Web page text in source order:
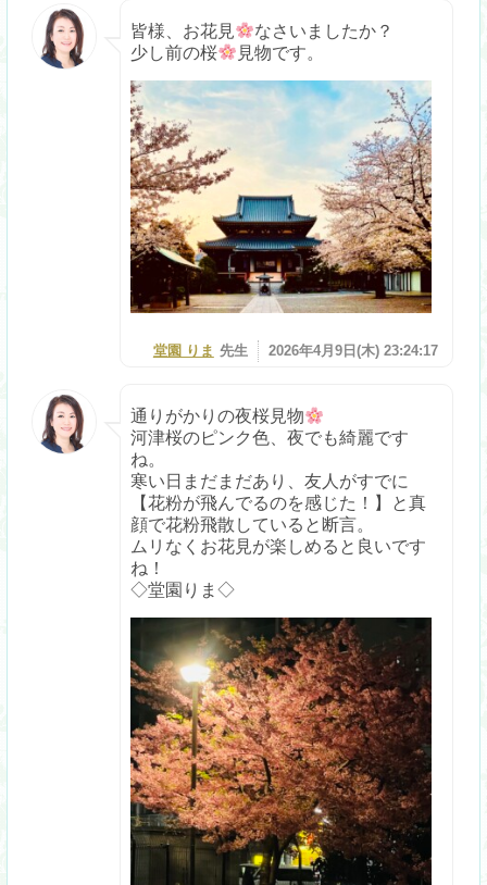
皆様、お花見
なさいましたか？
少し前の桜
見物です。
堂園 りま 先生 2026年4月9日(木) 23:24:17
通りがかりの夜桜見物
河津桜のピンク色、夜でも綺麗です
ね。
寒い日まだまだあり、友人がすでに
【花粉が飛んでるのを感じた！】と真
顔で花粉飛散していると断言。
ムリなくお花見が楽しめると良いです
ね！
◇堂園りま◇